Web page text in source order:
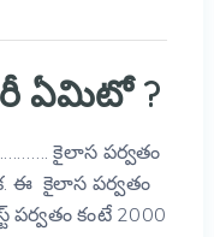
ఏమిటో ?
కైలాస పర్వతం
ఈ కైలాస పర్వతం
పర్వతం కంటే 2000